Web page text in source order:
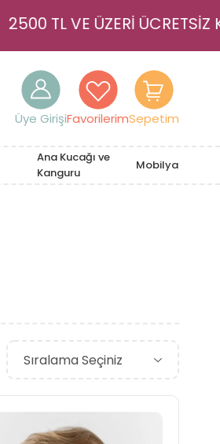
2500 TL VE ÜZERİ
Üye GirişiFavorilerimSepetim
Ana Kucağı ve
Kanguru
Mobilya